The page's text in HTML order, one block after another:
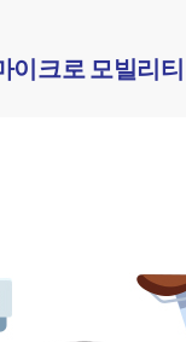
이크로 모빌리티